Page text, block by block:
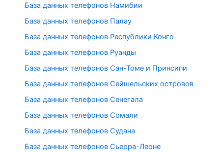
База данных телефонов Намибии
База данных телефонов Палау
База данных телефонов Республики Конго
База данных телефонов Руанды
База данных телефонов Сан-Томе и Принсипи
База данных телефонов Сейшельских островов
База данных телефонов Сенегала
База данных телефонов Сомали
База данных телефонов Судана
База данных телефонов Сьерра-Леоне